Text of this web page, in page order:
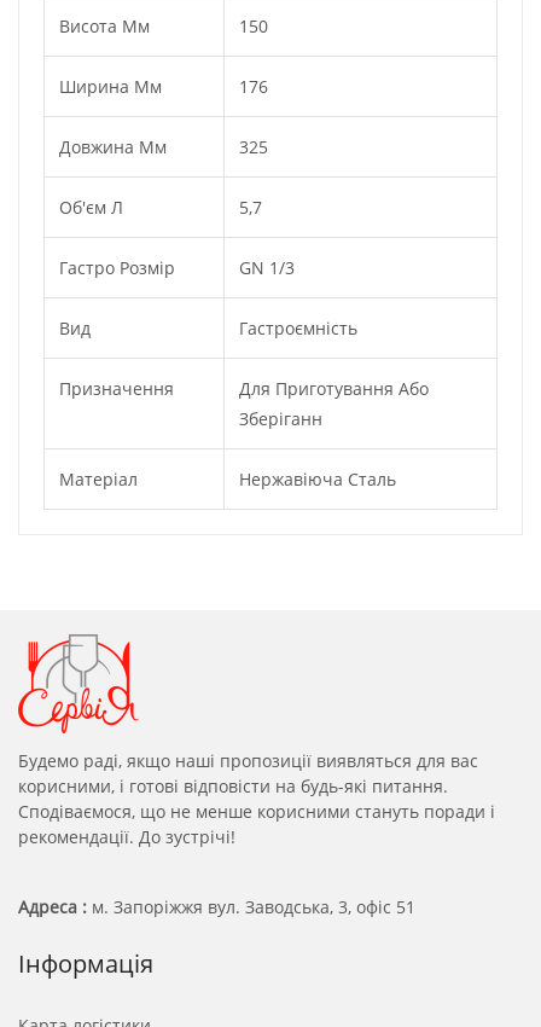
Висота Мм 150
Ширина Мм 176
Довжина Мм 325
Об'єм Л 5,7
Гастро Розмір GN 1/3
Вид Гастроємність
Призначення
Для Приготування Або
Зберіганн
Матеріал Нержавіюча Сталь
Будемо раді, якщо наші пропозиції виявляться для вас
корисними, і готові відповісти на будь-які питання.
Сподіваємося, що не менше корисними стануть поради і
рекомендації. До зустрічі!
Адреса : м. Запоріжжя вул. Заводська, 3, офіс 51
Інформація